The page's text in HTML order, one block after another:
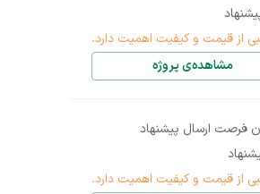
از قیمت و کیفیت اهمیت دارد.
مشاهده‌ی پروژه
فرصت ارسال پیشنهاد
از قیمت و کیفیت اهمیت دارد.